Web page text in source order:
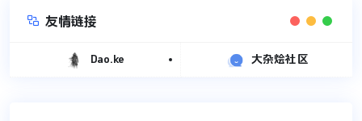
 友情链接
Dao.ke 大杂烩社区